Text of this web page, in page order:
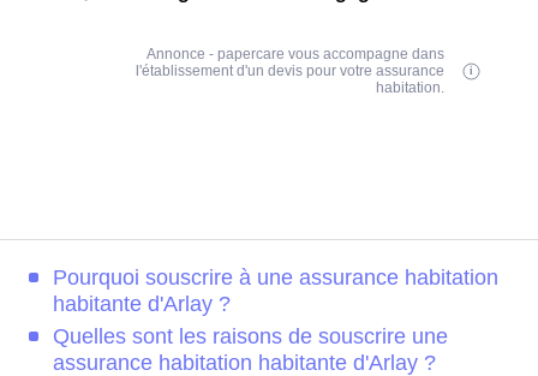
Annonce - papercare vous accompagne dans
l'établissement d'un devis pour votre assurance
habitation.
Pourquoi souscrire à une assurance habitation
habitante d'Arlay ?
Quelles sont les raisons de souscrire une
assurance habitation habitante d'Arlay ?